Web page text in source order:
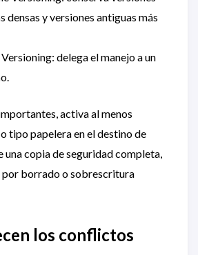
densas y versiones antiguas más
delega el manejo a un
activa al menos
tipo papelera en el destino de
una copia de seguridad completa,
por borrado o sobrescritura
los conflictos